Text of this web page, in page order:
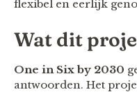
flexibel en eerlijk
Wat dit
One in Six by 2030
antwoorden. Het